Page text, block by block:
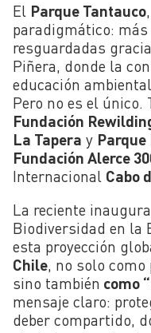
El Parque Tantauco
paradigmático:
resguardadas
Piñera, donde la
educación
Pero no es el único.
Fundación
La Tapera y
Fundación Alerce
Internacional Cabo
La reciente
Biodiversidad en la
esta proyección
Chile, no solo
sino también como
mensaje claro:
deber compartido,